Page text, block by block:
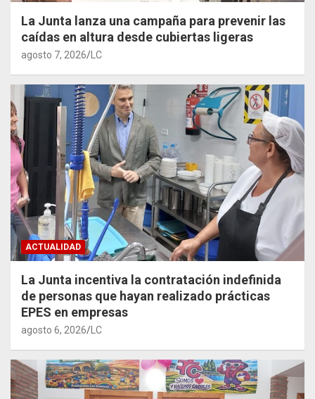
La Junta lanza una campaña para prevenir las
caídas en altura desde cubiertas ligeras
agosto 7, 2026 LC
ACTUALIDAD
La Junta incentiva la contratación indefinida
de personas que hayan realizado prácticas
EPES en empresas
agosto 6, 2026 LC